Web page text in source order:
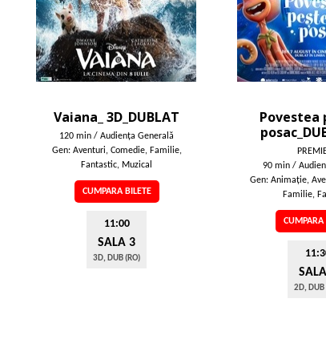
Vaiana_ 3D_DUBLAT
120 min / Audienţa Generală
Gen: Aventuri, Comedie, Familie,
Fantastic, Muzical
CUMPARA BILETE
11:00
SALA 3
3D, DUB (RO)
Povestea
90 min /
Gen: Animaţie,
Familie,
CUMPARA
2D, DUB